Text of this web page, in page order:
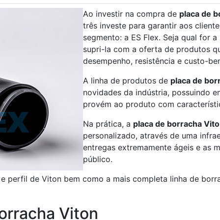
Ao investir na compra de placa de
três investe para garantir aos
segmento: a ES Flex. Seja qual for
supri-la com a oferta de produtos
desempenho, resistência e custo-
A linha de produtos de placa de
novidades da indústria, possuindo
provém ao produto com
Na prática, a placa de borracha
personalizado, através de uma
entregas extremamente ágeis e as
público.
perfil de Viton bem como a mais completa linha de
Viton